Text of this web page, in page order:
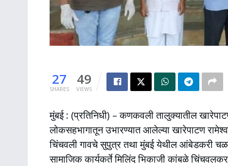
27
SHARES
49
VIEWS
मुंबई : (प्रतिनिधी) – कणकवली तालुक्यातील
लोकसहभागातून उभारण्यात आलेल्या खारेपाटण
चिंचवली गावचे सुपुत्र तथा मुंबई येथील आंबेडकरी
सामाजिक कार्यकर्ते मिलिंद भिकाजी कांबळे